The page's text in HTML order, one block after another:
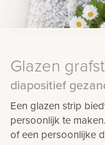
Glazen
diapositief
Een glazen strip
persoonlijk te
of een persoonlijke